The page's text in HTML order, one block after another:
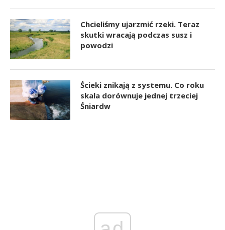
Chcieliśmy ujarzmić rzeki. Teraz
skutki wracają podczas susz i
powodzi
Ścieki znikają z systemu. Co roku
skala dorównuje jednej trzeciej
Śniardw